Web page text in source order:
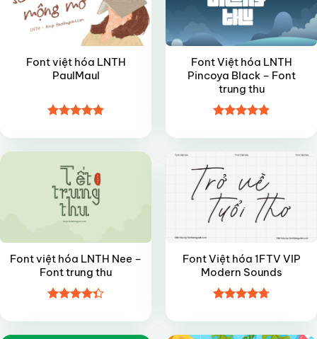
Font việt hóa LNTH
PaulMaul
hạng4.85
5 sao
Font Việt hóa LNTH
Pincoya Black – Font
trung thu
hạng4.85
Font việt hóa LNTH Nee –
Font trung thu
hạng4.35
5 sao
Font Việt hóa 1FTV VIP
Modern Sounds
hạng4.75
sao